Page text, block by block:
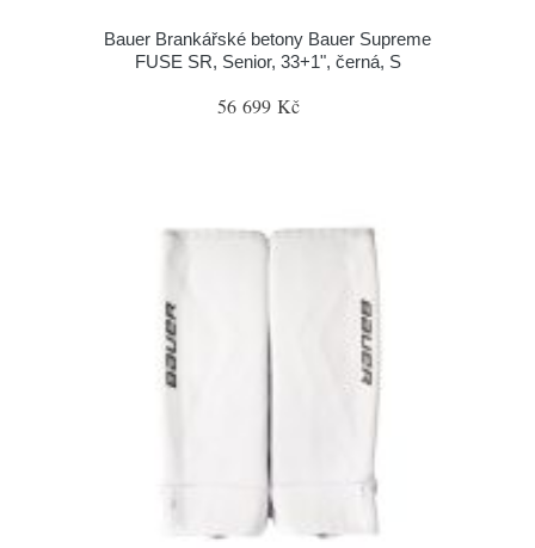
Bauer Brankářské betony Bauer Supreme
FUSE SR, Senior, 33+1", černá, S
56 699 Kč